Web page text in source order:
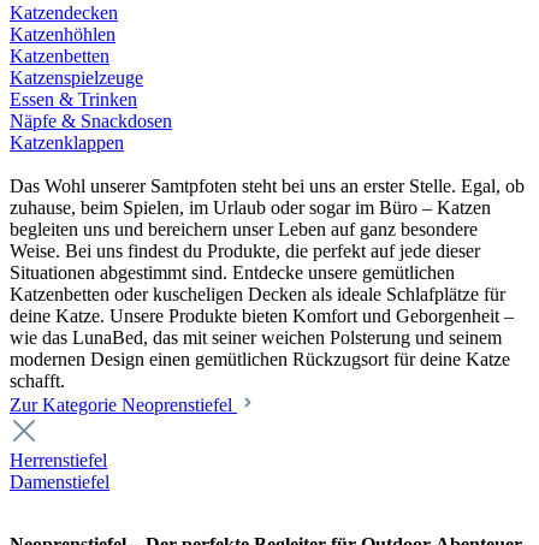
Katzendecken
Katzenhöhlen
Katzenbetten
Katzenspielzeuge
Essen & Trinken
Näpfe & Snackdosen
Katzenklappen
Das Wohl unserer Samtpfoten steht bei uns an erster Stelle. Egal, ob
zuhause, beim Spielen, im Urlaub oder sogar im Büro – Katzen
begleiten uns und bereichern unser Leben auf ganz besondere
Weise. Bei uns findest du Produkte, die perfekt auf jede dieser
Situationen abgestimmt sind. Entdecke unsere gemütlichen
Katzenbetten oder kuscheligen Decken als ideale Schlafplätze für
deine Katze. Unsere Produkte bieten Komfort und Geborgenheit –
wie das LunaBed, das mit seiner weichen Polsterung und seinem
modernen Design einen gemütlichen Rückzugsort für deine Katze
schafft.
Zur Kategorie Neoprenstiefel
Herrenstiefel
Damenstiefel